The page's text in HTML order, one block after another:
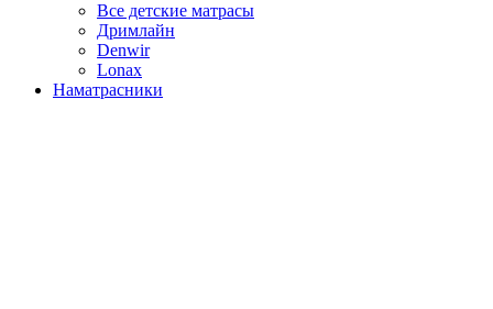
Все детские матрасы
Дримлайн
Denwir
Lonax
Наматрасники